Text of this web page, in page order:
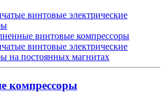
винтовые электрические
винтовые компрессоры
винтовые электрические
на постоянных магнитах
компрессоры